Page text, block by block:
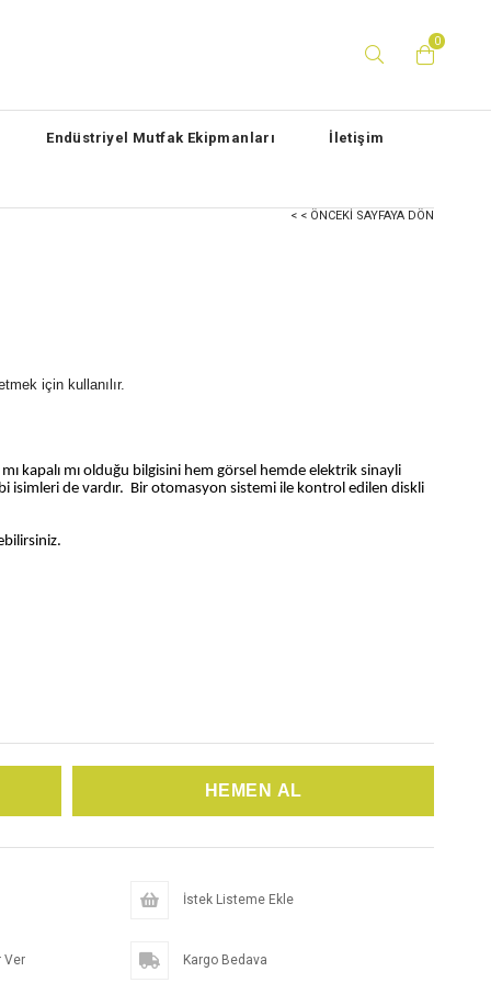
0
Endüstriyel Mutfak Ekipmanları İletişim
< < ÖNCEKI SAYFAYA DÖN
için kullanılır.
kapalı mı olduğu bilgisini hem görsel hemde elektrik sinayli
isimleri de vardır. Bir otomasyon sistemi ile kontrol edilen diskli
İstek Listeme Ekle
Ver Kargo Bedava